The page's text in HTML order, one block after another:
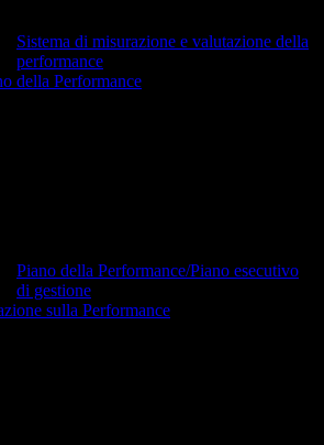
Sistema di misurazione e valutazione della
performance
della Performance
Piano della Performance/Piano esecutivo
di gestione
sulla Performance